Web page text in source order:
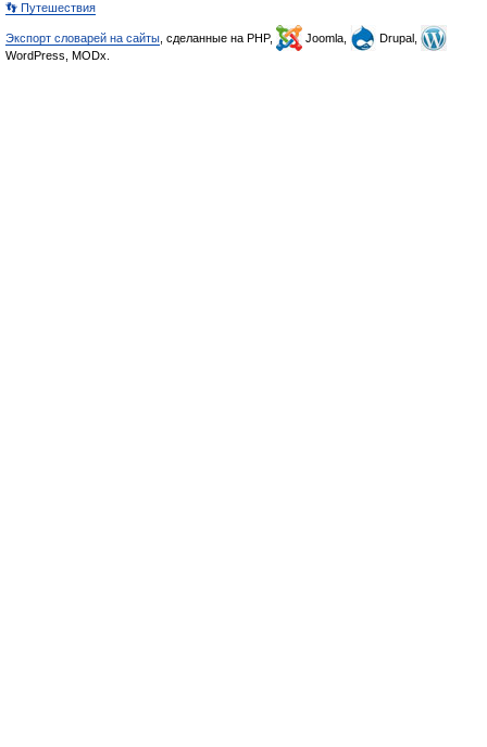
👣 Путешествия
Экспорт словарей на сайты , сделанные на PHP, Joomla,
Drupal,
WordPress, MODx.